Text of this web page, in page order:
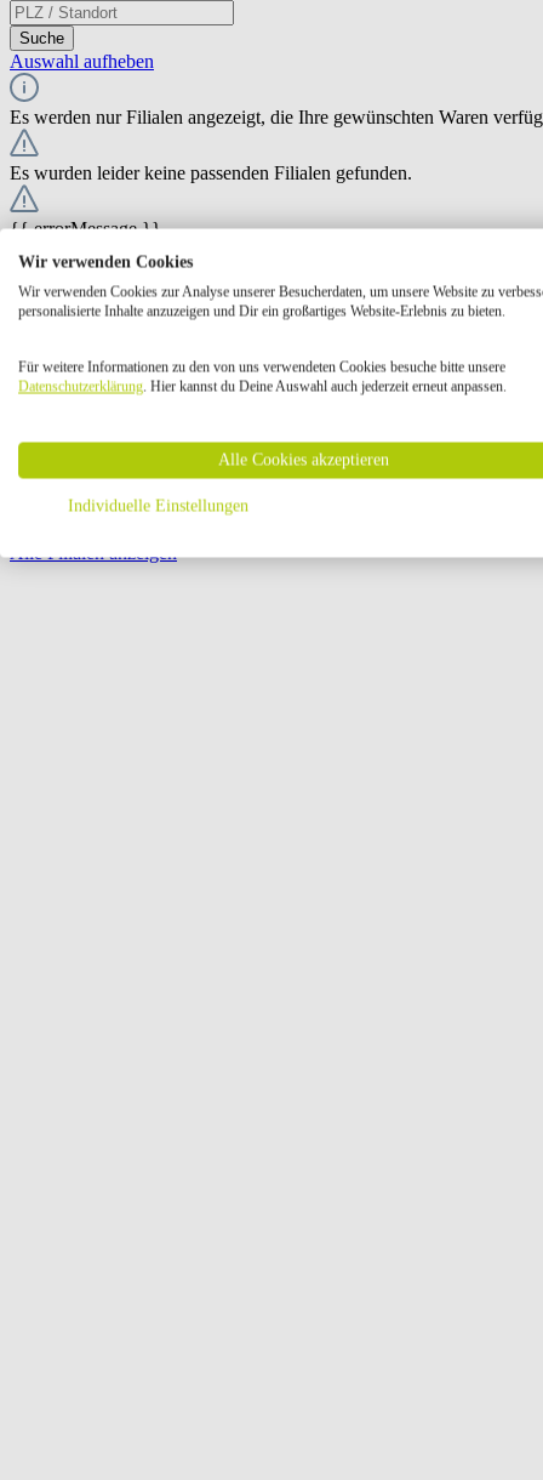
Suche
Auswahl aufheben
Es werden nur Filialen angezeigt, die Ihre gewünschten Waren
Es wurden leider keine passenden Filialen gefunden.
{{ errorMessage }}
{{
{{ store.label }}
Ausgewählt Auswählen Öffnungszeiten
Öffnungszeiten:
Seite {{ pagination.page }} von {{ pagination.pageCount }}
Alle Filialen anzeigen
Wir verwenden Cookies
Wir verwenden Cookies zur Analyse unserer Besucherdaten, um unsere Website zu
personalisierte Inhalte anzuzeigen und Dir ein großartiges Website-Erlebnis zu bieten.
Für weitere Informationen zu den von uns verwendeten Cookies besuche bitte unsere
Datenschutzerklärung. Hier kannst du Deine Auswahl auch jederzeit erneut anpassen.
Alle Cookies akzeptieren
Individuelle Einstellungen